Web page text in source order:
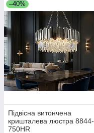
–40%
Підвісна витончена
кришталева люстра 8844-
750HR